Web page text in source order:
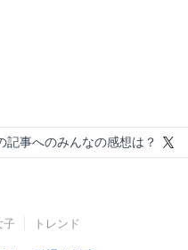
記事へのみんなの感想は？
子 トレンド